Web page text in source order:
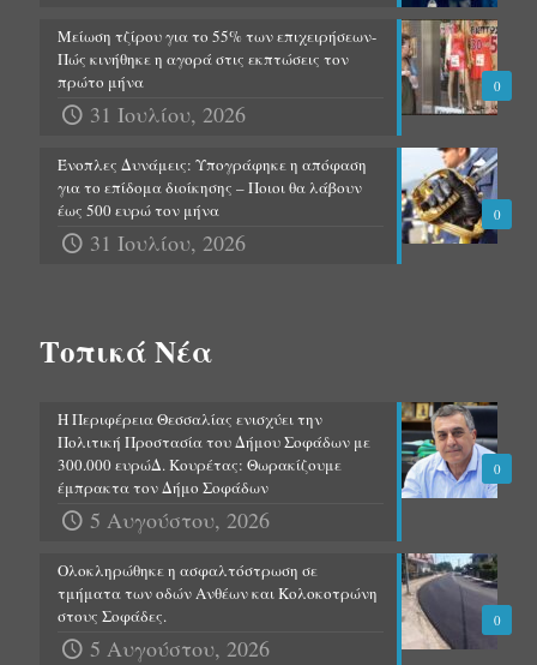
0
Μείωση τζίρου για το 55% των επιχειρήσεων-
Πώς κινήθηκε η αγορά στις εκπτώσεις τον
πρώτο μήνα
31 Ιουλίου, 2026
0
Ένοπλες Δυνάμεις: Υπογράφηκε η απόφαση
για το επίδομα διοίκησης – Ποιοι θα λάβουν
έως 500 ευρώ τον μήνα
31 Ιουλίου, 2026
Τοπικά Νέα
0
Η Περιφέρεια Θεσσαλίας ενισχύει την
Πολιτική Προστασία του Δήμου Σοφάδων με
300.000 ευρώΔ. Κουρέτας: Θωρακίζουμε
έμπρακτα τον Δήμο Σοφάδων
5 Αυγούστου, 2026
0
Ολοκληρώθηκε η ασφαλτόστρωση σε
τμήματα των οδών Ανθέων και Κολοκοτρώνη
στους Σοφάδες.
5 Αυγούστου, 2026